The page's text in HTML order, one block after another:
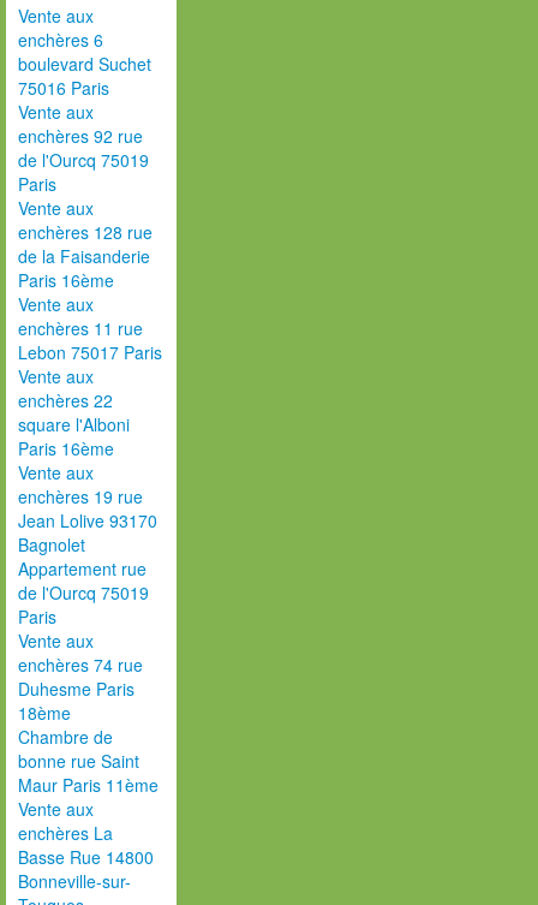
Vente aux
enchères 6
boulevard Suchet
75016 Paris
Vente aux
enchères 92 rue
de l'Ourcq 75019
Paris
Vente aux
enchères 128 rue
de la Faisanderie
Paris 16ème
Vente aux
enchères 11 rue
Lebon 75017 Paris
Vente aux
enchères 22
square l'Alboni
Paris 16ème
Vente aux
enchères 19 rue
Jean Lolive 93170
Bagnolet
Appartement rue
de l'Ourcq 75019
Paris
Vente aux
enchères 74 rue
Duhesme Paris
18ème
Chambre de
bonne rue Saint
Maur Paris 11ème
Vente aux
enchères La
Basse Rue 14800
Bonneville-sur-